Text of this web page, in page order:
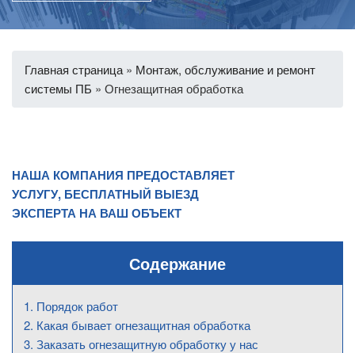
Главная страница » Монтаж, обслуживание и ремонт
системы ПБ » Огнезащитная обработка
НАША КОМПАНИЯ ПРЕДОСТАВЛЯЕТ
УСЛУГУ, БЕСПЛАТНЫЙ ВЫЕЗД
ЭКСПЕРТА НА ВАШ ОБЪЕКТ
Содержание
Порядок работ
Какая бывает огнезащитная обработка
Заказать огнезащитную обработку у нас